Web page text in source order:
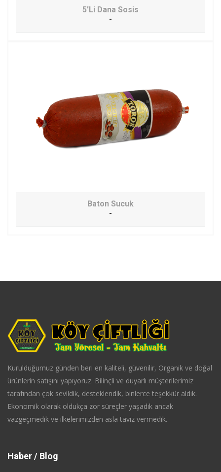
5’Li Dana Sosis
-
Baton Sucuk
-
Kurulduğumuz günden beri en kaliteli, güvenilir, Organik ve doğal
ürünlerin satışını yapıyoruz. Bilinçli ve duyarlı müşterilerimiz
tarafından çok sevildik, desteklendik, binlerce teşekkür aldık.
Ekonomik olarak oldukça zor süreçler yaşadık ancak
vazgeçmedik ve ilkelerimizden asla taviz vermedik.
Haber / Blog